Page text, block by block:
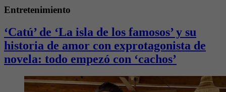
Entretenimiento
‘Catú’ de ‘La isla de los famosos’ y su
historia de amor con exprotagonista de
novela: todo empezó con ‘cachos’